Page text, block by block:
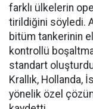
farklı ülkelerin
tirildiğini söyledi.
bitüm tan­kerinin
kontrollü
standart
Kral­lık, Hollanda,
yönelik özel